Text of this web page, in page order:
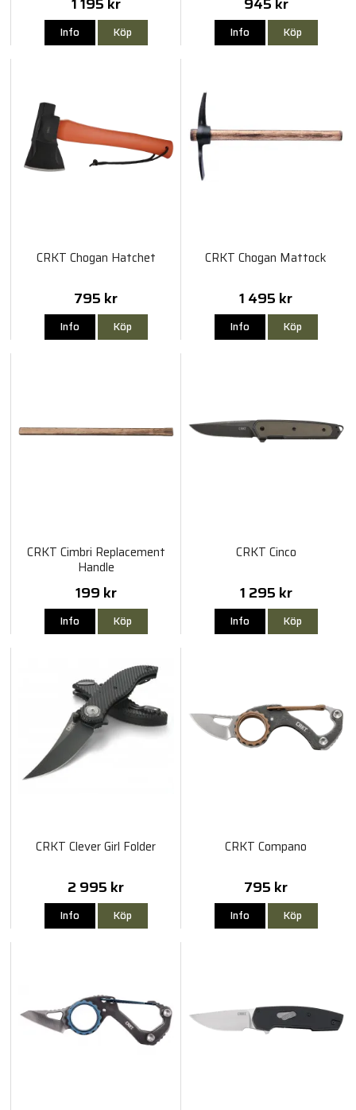
Info Köp Info Köp
CRKT Chogan Hatchet
795 kr
Info Köp
CRKT Chogan Mattock
1 495 kr
Info Köp
CRKT Cimbri Replacement
Handle
199 kr
Info Köp
CRKT Cinco
1 295 kr
Info Köp
CRKT Clever Girl Folder
2 995 kr
Info Köp
CRKT Compano
795 kr
Info Köp